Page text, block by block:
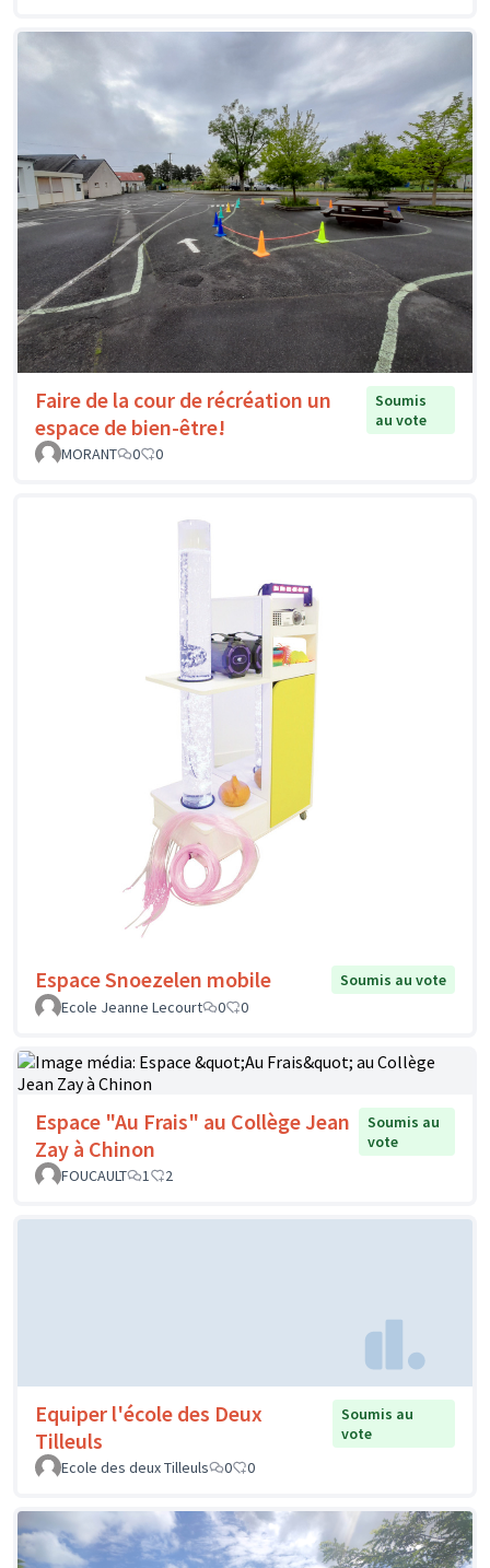
Faire de la cour de récréation un
espace de bien-être!
Soumis
au vote
MORANT
0 0
Espace Snoezelen mobile
Soumis au vote
Ecole Jeanne Lecourt
0 0
Espace "Au Frais" au Collège Jean
Zay à Chinon
Soumis au
vote
FOUCAULT
1 2
Equiper l'école des Deux
Tilleuls
Soumis au
vote
Ecole des deux Tilleuls
0 0